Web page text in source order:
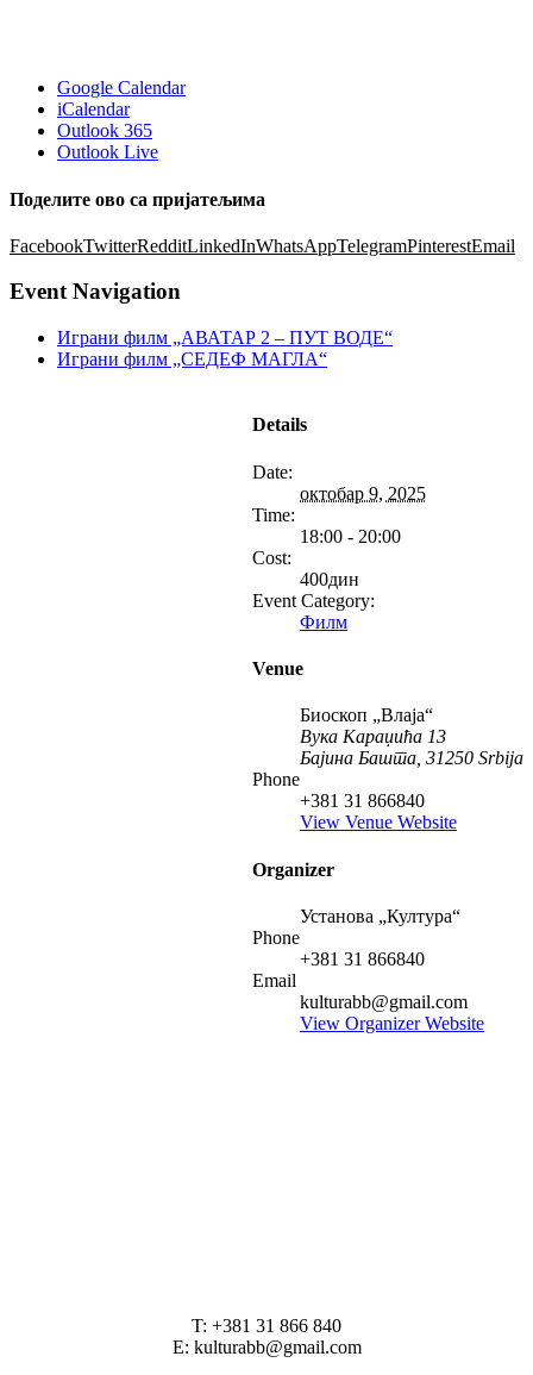
Google Calendar
iCalendar
Outlook 365
Outlook Live
Поделите ово са пријатељима
FacebookTwitterRedditLinkedInWhatsAppTelegramPinterestEmail
Event Navigation
Играни филм „АВАТАР 2 – ПУТ ВОДЕ“
Играни филм „СЕДЕФ МАГЛА“
Details
Date:
октобар 9, 2025
Time:
18:00 - 20:00
Cost:
400дин
Event Category:
Филм
Venue
Биоскоп „Влаја“
Вука Караџића 13
Бајина Башта 31250 Srbija
Phone
+381 31 866840
View Venue Website
Organizer
Установа „Култура“
Phone
+381 31 866840
Email
kulturabb@gmail.com
View Organizer Website
T: +381 31 866 840
E: kulturabb@gmail.com